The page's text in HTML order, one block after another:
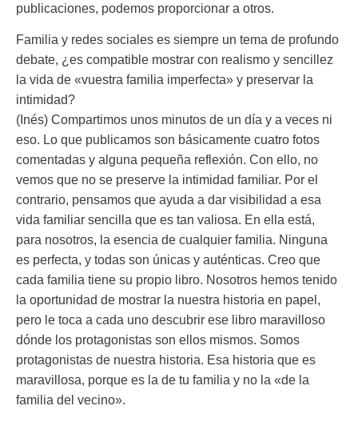
publicaciones, podemos proporcionar a otros.
Familia y redes sociales es siempre un tema de profundo
debate, ¿es compatible mostrar con realismo y sencillez
la vida de «vuestra familia imperfecta» y preservar la
intimidad?
(Inés) Compartimos unos minutos de un día y a veces ni
eso. Lo que publicamos son básicamente cuatro fotos
comentadas y alguna pequeña reflexión. Con ello, no
vemos que no se preserve la intimidad familiar. Por el
contrario, pensamos que ayuda a dar visibilidad a esa
vida familiar sencilla que es tan valiosa. En ella está,
para nosotros, la esencia de cualquier familia. Ninguna
es perfecta, y todas son únicas y auténticas. Creo que
cada familia tiene su propio libro. Nosotros hemos tenido
la oportunidad de mostrar la nuestra historia en papel,
pero le toca a cada uno descubrir ese libro maravilloso
dónde los protagonistas son ellos mismos. Somos
protagonistas de nuestra historia. Esa historia que es
maravillosa, porque es la de tu familia y no la «de la
familia del vecino».